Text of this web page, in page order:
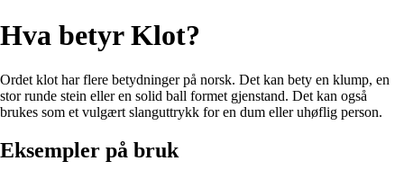
Hva betyr Klot?
Ordet klot har flere betydninger på norsk. Det kan bety en klump, en
stor runde stein eller en solid ball formet gjenstand. Det kan også
brukes som et vulgært slanguttrykk for en dum eller uhøflig person.
Eksempler på bruk